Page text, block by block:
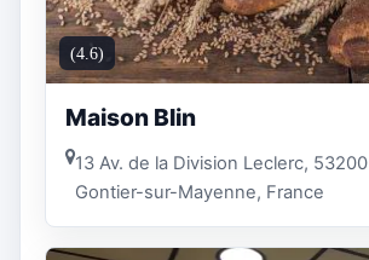
(4.6)
Maison Blin
13 Av. de la Division Leclerc,
Gontier-sur-Mayenne, France